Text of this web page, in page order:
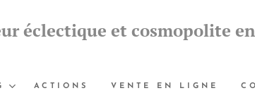
éclectique et cosmopolite
ACTIONS VENTE EN LIGNE